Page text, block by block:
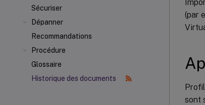
Sécuriser
Dépanner
Recommandations
Procédure
Glossaire
Historique des documents
(par
sont